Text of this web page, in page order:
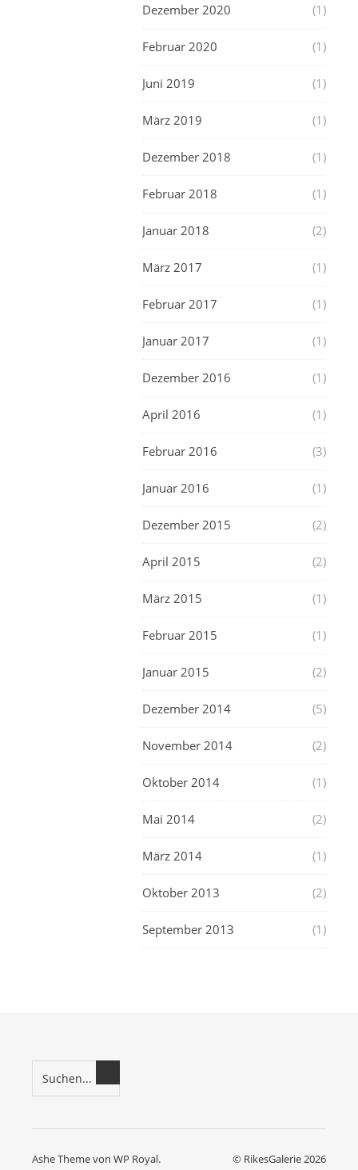
Dezember 2020 (1)
Februar 2020 (1)
Juni 2019 (1)
März 2019 (1)
Dezember 2018 (1)
Februar 2018 (1)
Januar 2018 (2)
März 2017 (1)
Februar 2017 (1)
Januar 2017 (1)
Dezember 2016 (1)
April 2016 (1)
Februar 2016 (3)
Januar 2016 (1)
Dezember 2015 (2)
April 2015 (2)
März 2015 (1)
Februar 2015 (1)
Januar 2015 (2)
Dezember 2014 (5)
November 2014 (2)
Oktober 2014 (1)
Mai 2014 (2)
März 2014 (1)
Oktober 2013 (2)
September 2013 (1)
© RikesGalerie 2026
Ashe Theme von WP Royal.